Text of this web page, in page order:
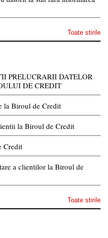
Toate stirile
PRELUCRARII DATELOR
DE CREDIT
la Biroul de Credit
la Biroul de Credit
Credit
a clientilor la Biroul de
Toate stirile